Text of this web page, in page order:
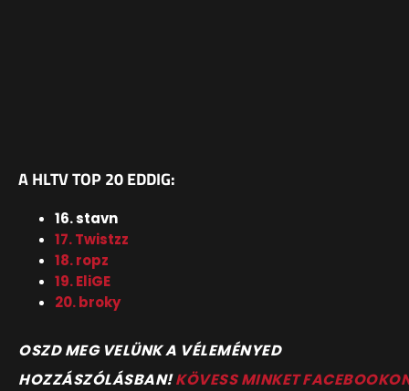
A HLTV TOP 20 EDDIG:
16. stavn
17. Twistzz
18. ropz
19. EliGE
20. broky
OSZD MEG VELÜNK A VÉLEMÉNYED
HOZZÁSZÓLÁSBAN!KÖVESS MINKET